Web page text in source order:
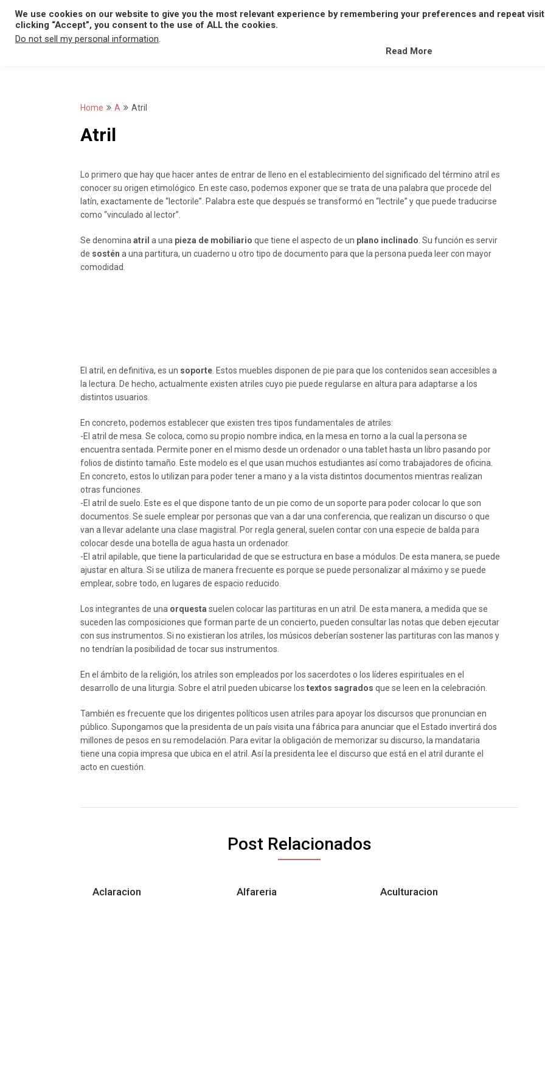
content
A B C D E F G H I J K L M
Home A Atril
Atril
Lo primero que hay que hacer antes de entrar de lleno en el establecimiento del significado del término atril es
conocer su origen etimológico. En este caso, podemos exponer que se trata de una palabra que procede del
latín, exactamente de “lectorile”. Palabra este que después se transformó en “lectrile” y que puede traducirse
como “vinculado al lector”.
Se denomina atril a una pieza de mobiliario que tiene el aspecto de un plano inclinado . Su función es servir
de sostén a una partitura, un cuaderno u otro tipo de documento para que la persona pueda leer con mayor
comodidad.
El atril, en definitiva, es un soporte . Estos muebles disponen de pie para que los contenidos sean accesibles a
la lectura. De hecho, actualmente existen atriles cuyo pie puede regularse en altura para adaptarse a los
distintos usuarios.
En concreto, podemos establecer que existen tres tipos fundamentales de atriles:
-El atril de mesa. Se coloca, como su propio nombre indica, en la mesa en torno a la cual la persona se
encuentra sentada. Permite poner en el mismo desde un ordenador o una tablet hasta un libro pasando por
folios de distinto tamaño. Este modelo es el que usan muchos estudiantes así como trabajadores de oficina.
En concreto, estos lo utilizan para poder tener a mano y a la vista distintos documentos mientras realizan
otras funciones.
-El atril de suelo. Este es el que dispone tanto de un pie como de un soporte para poder colocar lo que son
documentos. Se suele emplear por personas que van a dar una conferencia, que realizan un discurso o que
van a llevar adelante una clase magistral. Por regla general, suelen contar con una especie de balda para
colocar desde una botella de agua hasta un ordenador.
-El atril apilable, que tiene la particularidad de que se estructura en base a módulos. De esta manera, se puede
ajustar en altura. Si se utiliza de manera frecuente es porque se puede personalizar al máximo y se puede
emplear, sobre todo, en lugares de espacio reducido.
Los integrantes de una orquesta suelen colocar las partituras en un atril. De esta manera, a medida que se
suceden las composiciones que forman parte de un concierto, pueden consultar las notas que deben ejecutar
con sus instrumentos. Si no existieran los atriles, los músicos deberían sostener las partituras con las manos y
no tendrían la posibilidad de tocar sus instrumentos.
En el ámbito de la religión, los atriles son empleados por los sacerdotes o los líderes espirituales en el
desarrollo de una liturgia. Sobre el atril pueden ubicarse los textos sagrados que se leen en la celebración.
También es frecuente que los dirigentes políticos usen atriles para apoyar los discursos que pronuncian en
público. Supongamos que la presidenta de un país visita una fábrica para anunciar que el Estado invertirá dos
millones de pesos en su remodelación. Para evitar la obligación de memorizar su discurso, la mandataria
tiene una copia impresa que ubica en el atril. Así la presidenta lee el discurso que está en el atril durante el
acto en cuestión.
Post Relacionados
Aclaracion Alfareria Aculturacion
We use cookies on our website to give you the most relevant experience by remembering your preferences and repeat
clicking “Accept”, you consent to the use of ALL the cookies.
Do not sell my personal information.
Read More